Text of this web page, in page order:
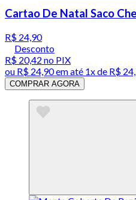
Cartao De Natal Saco
R$ 24,90
Desconto
R$ 20,42 no PIX
ou R$ 24,90em até 1x de R$
COMPRAR AGORA